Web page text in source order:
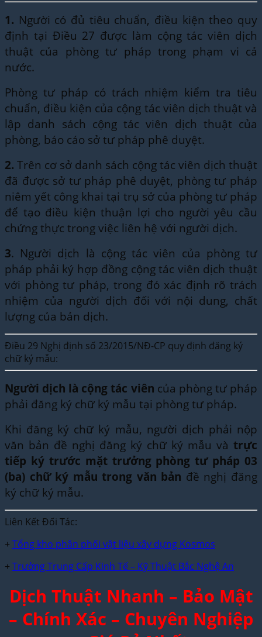
1. Người có đủ tiêu chuẩn, điều kiện theo quy
định tại Điều 27 được làm cộng tác viên dịch
thuật của phòng tư pháp trong phạm vi cả
nước.
Phòng tư pháp có trách nhiệm kiểm tra tiêu
chuẩn, điều kiện của cộng tác viên dịch thuật và
lập danh sách cộng tác viên dịch thuật của
phòng, báo cáo sở tư pháp phê duyệt.
2. Trên cơ sở danh sách cộng tác viên dịch thuật
đã được sở tư pháp phê duyệt, phòng tư pháp
niêm yết công khai tại trụ sở của phòng tư pháp
để tạo điều kiện thuận lợi cho người yêu cầu
chứng thực trong việc liên hệ với người dịch.
3. Người dịch là cộng tác viên của phòng tư
pháp phải ký hợp đồng cộng tác viên dịch thuật
với phòng tư pháp, trong đó xác định rõ trách
nhiệm của người dịch đối với nội dung, chất
lượng của bản dịch.
Điều 29 Nghị định số 23/2015/NĐ-CP quy định đăng ký
chữ ký mẫu:
Người dịch là cộng tác viên của phòng tư pháp
phải đăng ký chữ ký mẫu tại phòng tư pháp.
Khi đăng ký chữ ký mẫu, người dịch phải nộp
văn bản đề nghị đăng ký chữ ký mẫu và trực
tiếp ký trước mặt trưởng phòng tư pháp 03
(ba) chữ ký mẫu trong văn bản đề nghị đăng
ký chữ ký mẫu.
Liên Kết Đối Tác:
+ Tổng kho phân phối vật liệu xây dựng Kosmos
+ Trường Trung Cấp Kinh Tế – Kỹ Thuật Bắc Nghệ An
Dịch Thuật Nhanh – Bảo Mật
– Chính Xác – Chuyên Nghiệp